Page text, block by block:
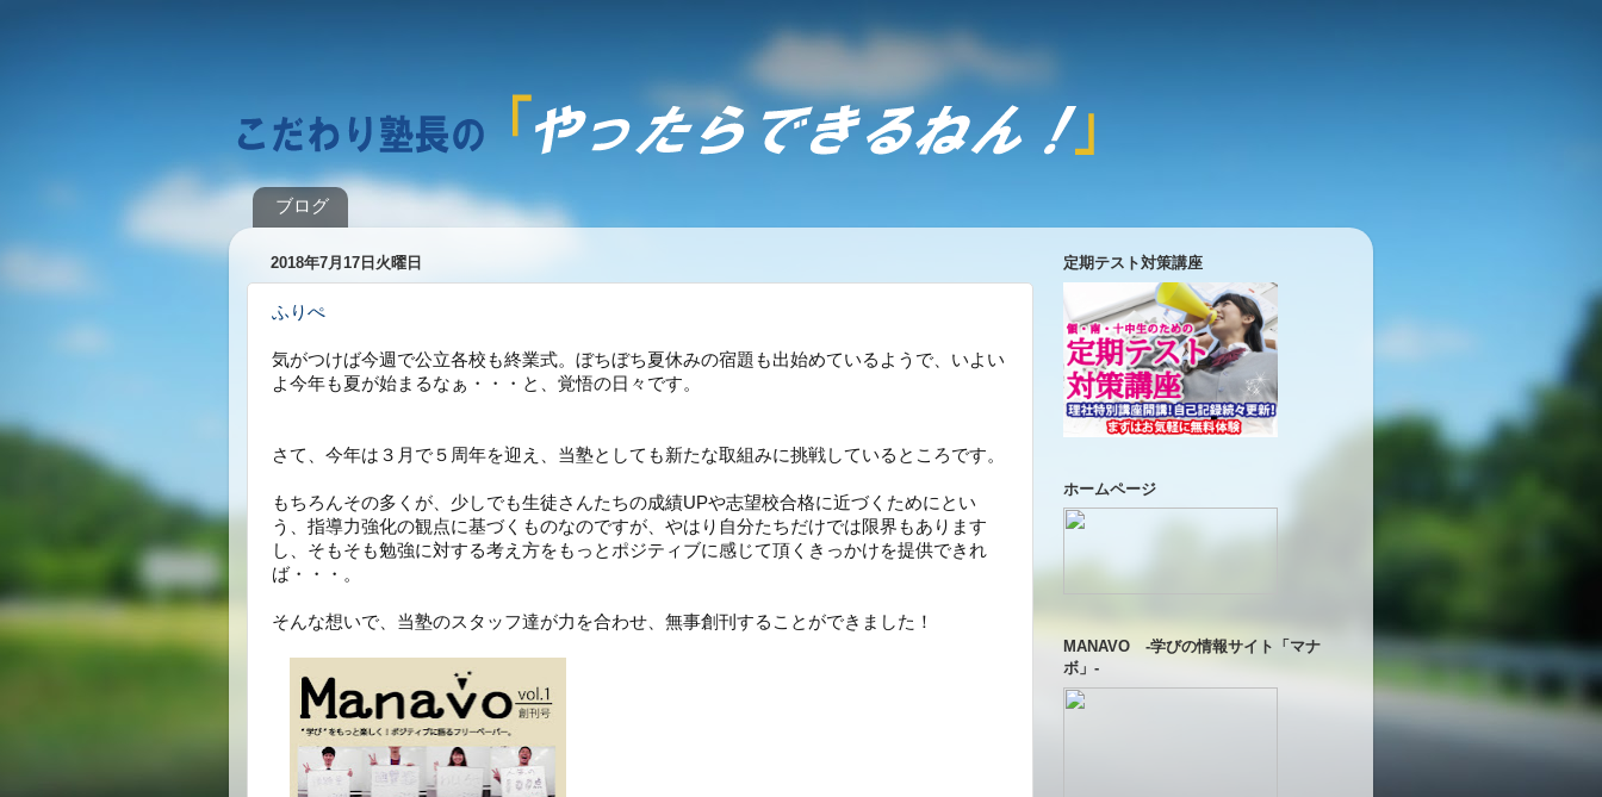
ブログ
2018年7月17日火曜日
ふりぺ
気がつけば今週で公立各校も終業式。ぼちぼち夏休みの宿題も出始めているようで、いよい
よ今年も夏が始まるなぁ・・・と、覚悟の日々です。
さて、今年は３月で５周年を迎え、当塾としても新たな取組みに挑戦しているところです。
もちろんその多くが、少しでも生徒さんたちの成績UPや志望校合格に近づくためにとい
う、指導力強化の観点に基づくものなのですが、やはり自分たちだけでは限界もあります
し、そもそも勉強に対する考え方をもっとポジティブに感じて頂くきっかけを提供できれ
ば・・・。
そんな想いで、当塾のスタッフ達が力を合わせ、無事創刊することができました！
定期テスト対策講座
ホームページ
MANAVO -学びの情報サイト「マナ
ボ」-